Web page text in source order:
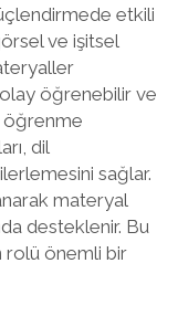
etkili
ve işitsel
öğrenebilir ve
öğrenme
dil
sağlar.
materyal
desteklenir. Bu
rolü önemli bir